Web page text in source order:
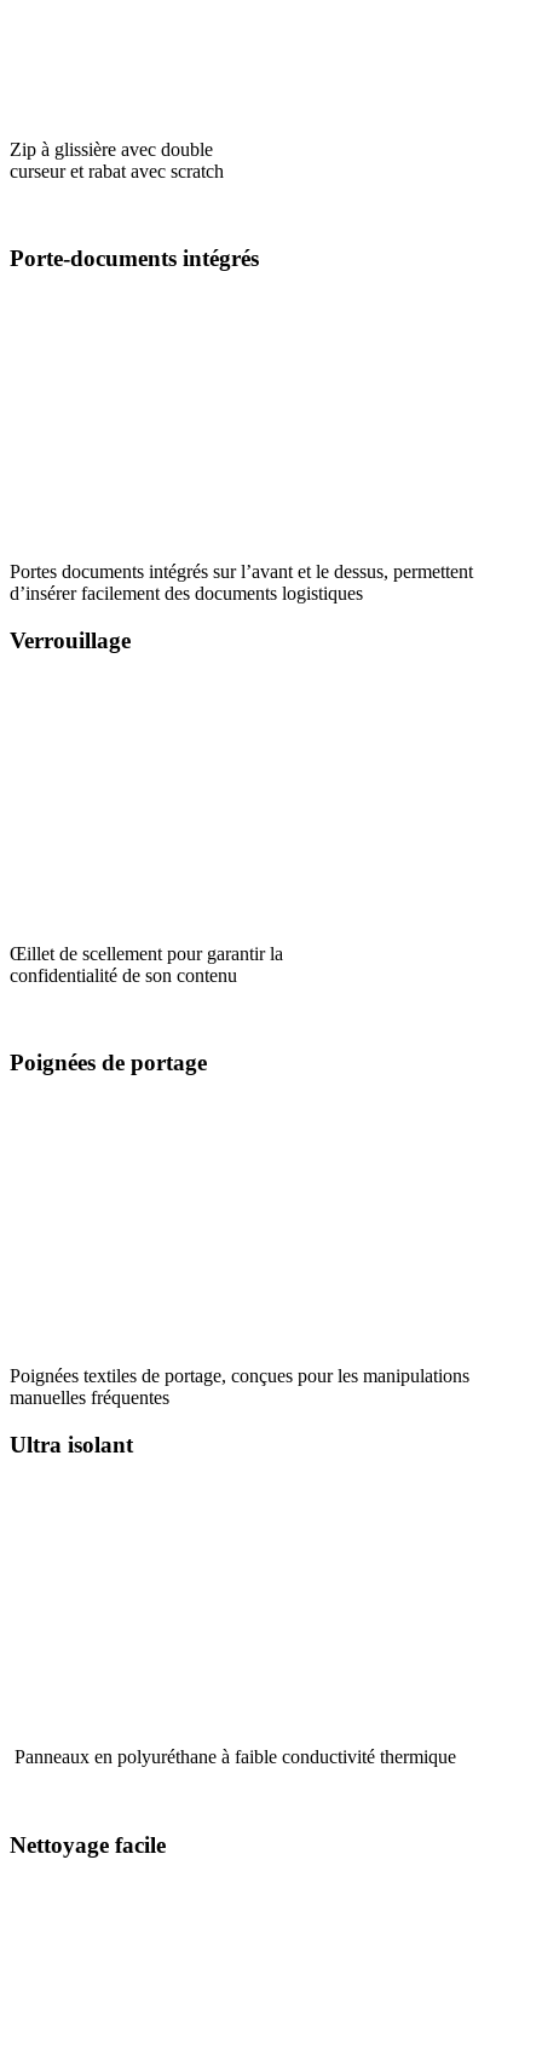
Zip à glissière avec double
curseur et rabat avec scratch
Porte-documents intégrés
Portes documents intégrés sur l’avant et le dessus, permettent
d’insérer facilement des documents logistiques
Verrouillage
Œillet de scellement pour garantir la
confidentialité de son contenu
Poignées de portage
Poignées textiles de portage, conçues pour les manipulations
manuelles fréquentes
Ultra isolant
Panneaux en polyuréthane à faible conductivité thermique
Nettoyage facile